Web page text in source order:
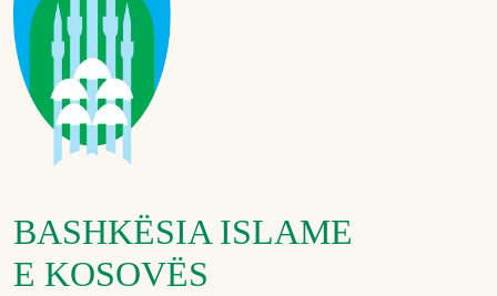
BASHKËSIA ISLAME
E KOSOVËS